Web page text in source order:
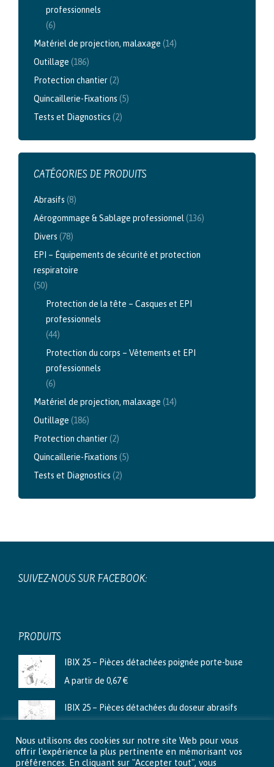
professionnels
(6)
Matériel de projection, malaxage (14)
Outillage (186)
Protection chantier(2)
Quincaillerie-Fixations (5)
Tests et Diagnostics (2)
CATÉGORIES DE PRODUITS
Abrasifs (8)
Aérogommage & Sablage professionnel (136)
Divers (78)
EPI – Équipements de sécurité et protection
respiratoire
(50)
Protection de la tête – Casques et EPI
professionnels
(44)
Protection du corps – Vêtements et EPI
professionnels
(6)
Matériel de projection, malaxage (14)
Outillage (186)
Protection chantier(2)
Quincaillerie-Fixations (5)
Tests et Diagnostics (2)
SUIVEZ-NOUS SUR FACEBOOK:
PRODUITS
IBIX 25 – Pièces détachées poignée porte-buse
A partir de 0,67€
IBIX 25 – Pièces détachées du doseur abrasifs
Ibix 9 - Pièces détachées du doseur abrasifs
Nous utilisons des cookies sur notre site Web pour vous
offrir l'expérience la plus pertinente en mémorisant vos
préférences. En cliquant sur "Accepter tout", vous